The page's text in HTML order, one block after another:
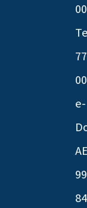
00
e-